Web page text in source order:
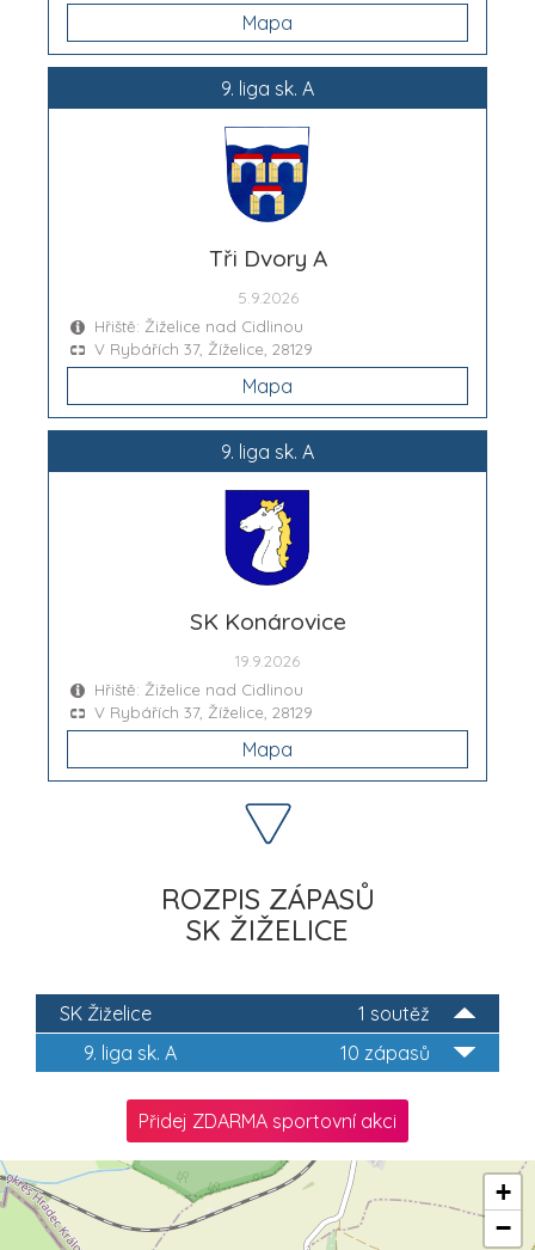
Mapa
9. liga sk. A
Tři Dvory A
5.9.2026
Hřiště: Žiželice nad Cidlinou
V Rybářích 37, Žíželice, 28129
Mapa
9. liga sk. A
SK Konárovice
19.9.2026
Hřiště: Žiželice nad Cidlinou
V Rybářích 37, Žíželice, 28129
Mapa
ROZPIS ZÁPASŮ
SK ŽIŽELICE
1 soutěž
SK Žiželice
10 zápasů
9. liga sk. A
Přidej ZDARMA sportovní akci
+
−